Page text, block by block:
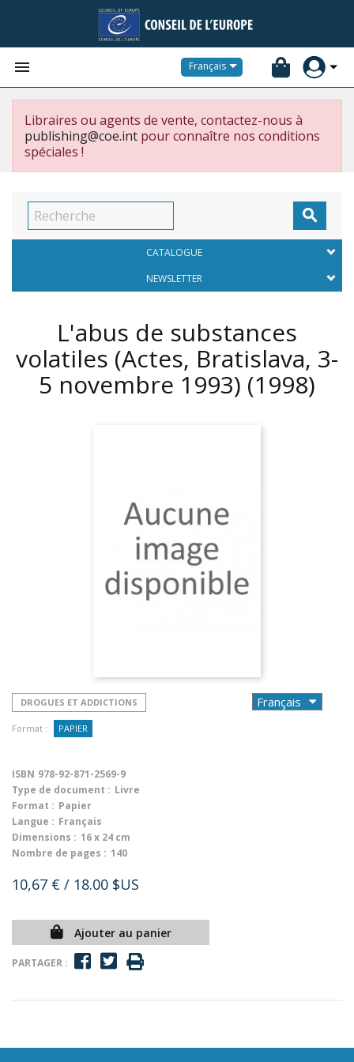
 Français
Libraires ou agents de vente, contactez-nous à
publishing@coe.int pour connaître nos conditions
spéciales !

CATALOGUE
NEWSLETTER
L'abus de substances
volatiles (Actes, Bratislava, 3-
5 novembre 1993) (1998)
DROGUES ET ADDICTIONS
Format : PAPIER
ISBN 978-92-871-2569-9
Type de document : Livre
Format : Papier
Langue : Français
Dimensions : 16 x 24 cm
Nombre de pages : 140
10,67 € / 18.00 $US
Ajouter au panier
PARTAGER :